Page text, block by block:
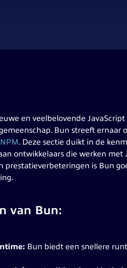
en veelbelovende
Bun streeft
NPM. Deze sectie duikt in de
ontwikkelaars die werken met
is Bun
van Bun:
Bun biedt een snellere